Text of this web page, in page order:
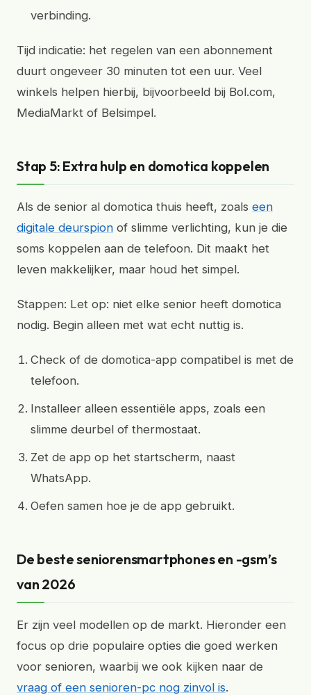
verbinding.
Tijd indicatie: het regelen van een abonnement
duurt ongeveer 30 minuten tot een uur. Veel
winkels helpen hierbij, bijvoorbeeld bij Bol.com,
MediaMarkt of Belsimpel.
Stap 5: Extra hulp en domotica koppelen
Als de senior al domotica thuis heeft, zoals een
digitale deurspion of slimme verlichting, kun je die
soms koppelen aan de telefoon. Dit maakt het
leven makkelijker, maar houd het simpel.
Stappen: Let op: niet elke senior heeft domotica
nodig. Begin alleen met wat echt nuttig is.
Check of de domotica-app compatibel is met de
telefoon.
Installeer alleen essentiële apps, zoals een
slimme deurbel of thermostaat.
Zet de app op het startscherm, naast
WhatsApp.
Oefen samen hoe je de app gebruikt.
De beste seniorensmartphones en -gsm’s
van 2026
Er zijn veel modellen op de markt. Hieronder een
focus op drie populaire opties die goed werken
voor senioren, waarbij we ook kijken naar de
vraag of een senioren-pc nog zinvol is.